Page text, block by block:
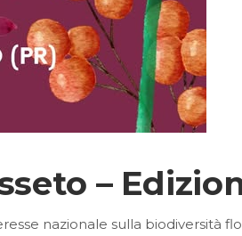
–
nazionale sulla biodiversità